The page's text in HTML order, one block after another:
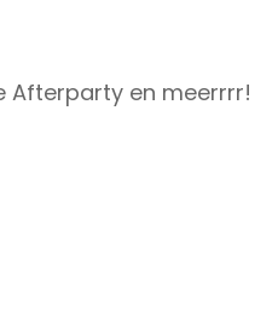
Afterparty en meerrrr!